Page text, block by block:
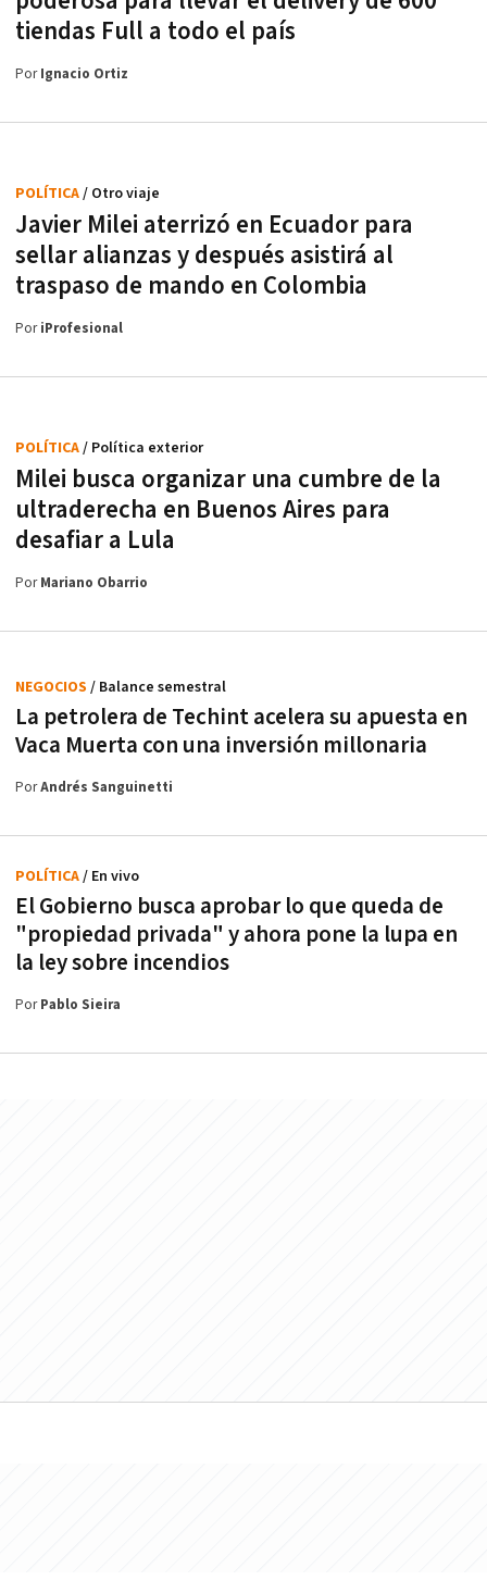
tiendas Full a todo el país
PorIgnacio Ortiz
Javier Milei aterrizó en Ecuador para
sellar alianzas y después asistirá al
traspaso de mando en Colombia
POLÍTICA/ Otro viaje
PoriProfesional
Milei busca organizar una cumbre de la
ultraderecha en Buenos Aires para
desafiar a Lula
POLÍTICA/ Política exterior
PorMariano Obarrio
La petrolera de Techint acelera su apuesta en
Vaca Muerta con una inversión millonaria
NEGOCIOS / Balance semestral
PorAndrés Sanguinetti
El Gobierno busca aprobar lo que queda de
"propiedad privada" y ahora pone la lupa en
la ley sobre incendios
POLÍTICA/ En vivo
PorPablo Sieira